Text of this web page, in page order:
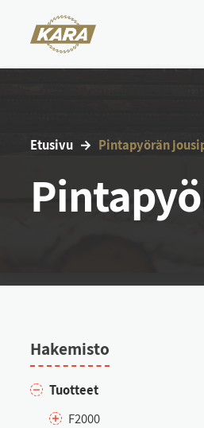
Etu­si­vu Pin­ta­pyö­rän
Ha­ke­mis­to
Tuot­teet
F2000